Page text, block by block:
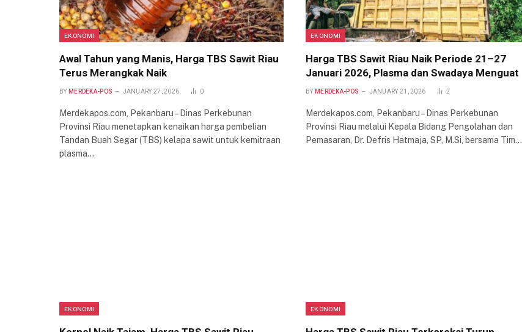
EKONOMI
Awal Tahun yang Manis, Harga TBS Sawit Riau
Terus Merangkak Naik
BY MERDEKA-POS JANUARY 27, 2026 0
Merdekapos.com, Pekanbaru – Dinas Perkebunan
Provinsi Riau menetapkan kenaikan harga pembelian
Tandan Buah Segar (TBS) kelapa sawit untuk kemitraan
plasma…
EKONOMI
Harga TBS Sawit Riau Naik Periode 21–27
Januari 2026, Plasma dan Swadaya Menguat
BY MERDEKA-POS JANUARY 21, 2026 2
Merdekapos.com, Pekanbaru – Dinas Perkebunan
Provinsi Riau melalui Kepala Bidang Pengolahan dan
Pemasaran, Dr. Defris Hatmaja, SP, M.Si, bersama Tim…
EKONOMI EKONOMI